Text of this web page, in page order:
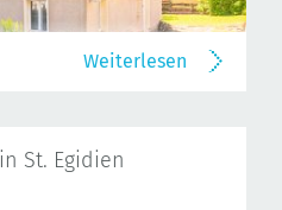
Weiterlesen
St. Egidien